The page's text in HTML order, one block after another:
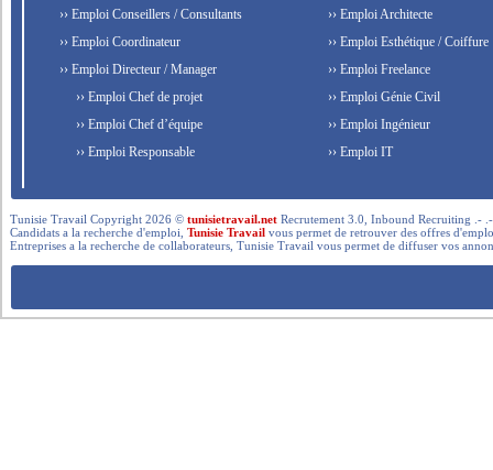
›› Emploi Conseillers / Consultants
›› Emploi Coordinateur
›› Emploi Directeur / Manager
›› Emploi Chef de projet
›› Emploi Chef d’équipe
›› Emploi Responsable
›› Emploi Architecte
›› Emploi Esthétique / Coiffure
›› Emploi Freelance
›› Emploi Génie Civil
›› Emploi Ingénieur
›› Emploi IT
Tunisie Travail Copyright 2026 ©tunisietravail.net Recrutement 3.0, Inbound Recruiting .-
Candidats a la recherche d'emploi,Tunisie Travail vous permet de retrouver des offres
Entreprises a la recherche de collaborateurs, Tunisie Travail vous permet de diffuser vos